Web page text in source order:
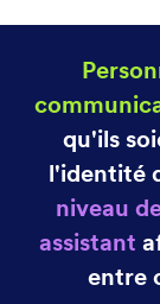
Assistant
style de